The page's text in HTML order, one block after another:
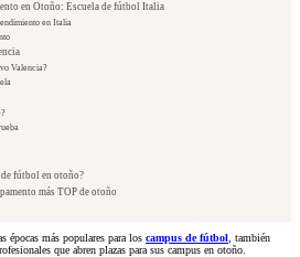
en Otoño: Escuela de fútbol Italia
en Italia
Valencia?
de fútbol en otoño?
más TOP de otoño
épocas más populares para los campus de fútbol , también
que abren plazas para sus campus en otoño.